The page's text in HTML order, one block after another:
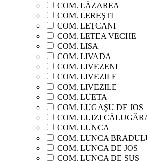
COM. LĂZAREA
COM. LEREŞTI
COM. LEŢCANI
COM. LETEA VECHE
COM. LISA
COM. LIVADA
COM. LIVEZENI
COM. LIVEZILE
COM. LIVEZILE
COM. LUETA
COM. LUGAŞU DE JOS
COM. LUIZI
COM. LUNCA
COM. LUNCA
COM. LUNCA DE JOS
COM. LUNCA DE SUS